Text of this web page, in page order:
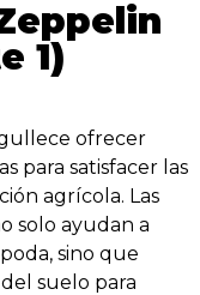
1)
ofrecer
para satisfacer las
agrícola. Las
solo ayudan a
sino que
suelo para